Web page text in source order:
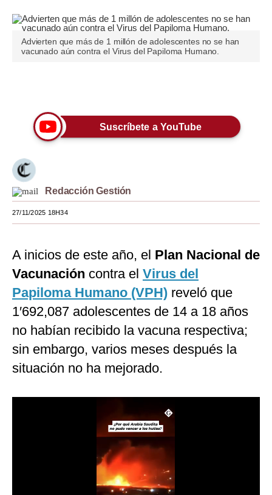
Editorial
Pregunta de hoy
Lujo
Viajes
Moda
Estilos
Mundo
España
Internacional
Tecnología
Advierten que más de 1 millón de adolescentes no se han
vacunado aún contra el Virus del Papiloma Humano.
Suscríbete a YouTube
Redacción Gestión
27/11/2025 18H34
A inicios de este año, el Plan Nacional de
Vacunación contra el Virus del
Papiloma Humano (VPH) reveló que
1′692,087 adolescentes de 14 a 18 años
no habían recibido la vacuna respectiva;
sin embargo, varios meses después la
situación no ha mejorado.